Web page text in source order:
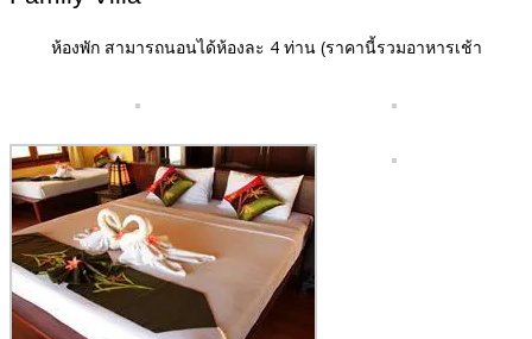
ห้องพัก สามารถนอนได้ห้องละ 4 ท่าน (ราคานี้รวมอาหารเช้า